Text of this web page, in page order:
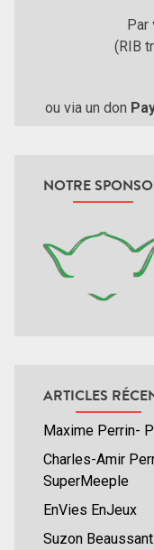
Par
(RIB
ou via un don
NOTRE
ARTICLES
Maxime Perrin-
Charles-Amir
SuperMeeple
EnVies EnJeux
Suzon